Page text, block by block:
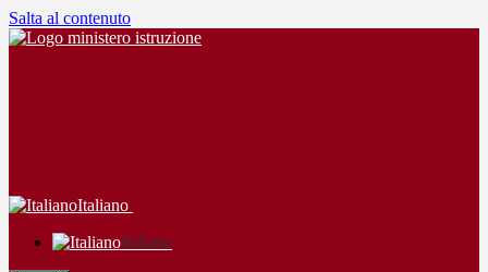
Salta al contenuto
Italiano
Italiano